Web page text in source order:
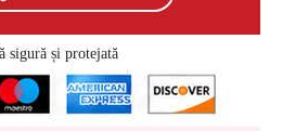
sigură și protejată